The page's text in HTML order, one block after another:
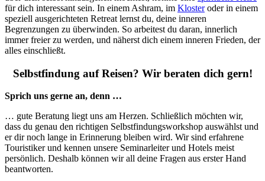
für dich interessant sein. In einem Ashram, im Klosteroder in einem
speziell ausgerichteten Retreat lernst du, deine inneren
Begrenzungen zu überwinden. So arbeitest du daran, innerlich
immer freier zu werden, und näherst dich einem inneren Frieden, der
alles einschließt.
Selbstfindung auf Reisen? Wir beraten dich gern!
Sprich uns gerne an, denn …
… gute Beratung liegt uns am Herzen. Schließlich möchten wir,
dass du genau den richtigen Selbstfindungsworkshop auswählst und
er dir noch lange in Erinnerung bleiben wird. Wir sind erfahrene
Touristiker und kennen unsere Seminarleiter und Hotels meist
persönlich. Deshalb können wir all deine Fragen aus erster Hand
beantworten.